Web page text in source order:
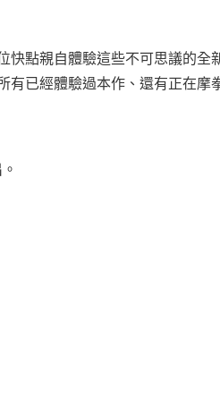
點親自體驗這些不可思議的全
有已經體驗過本作、還有正在摩